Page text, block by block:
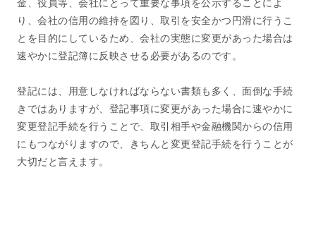
金、役員等、会社にとって重要な事項を公示することによ
り、会社の信用の維持を図り、取引を安全かつ円滑に行うこ
とを目的にしているため、会社の実態に変更があった場合は
速やかに登記簿に反映させる必要があるのです。
登記には、用意しなければならない書類も多く、面倒な手続
きではありますが、登記事項に変更があった場合に速やかに
変更登記手続を行うことで、取引相手や金融機関からの信用
にもつながりますので、きちんと変更登記手続を行うことが
大切だと言えます。